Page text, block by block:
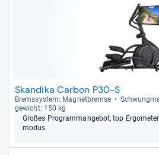
Skandika Carbon P30-S
Brems­sys­tem: Magnet­bremse
ge­wicht: 150 kg
Großes Pro­gram­m­an­ge­bot, top
mo­dus